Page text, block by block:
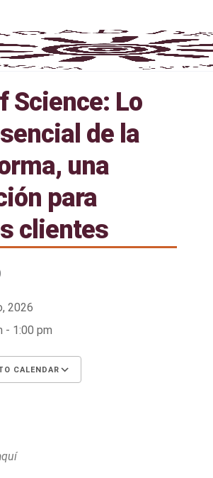
Science: Lo
de la
una
para
clientes
2026
- 1:00 pm
CALENDAR